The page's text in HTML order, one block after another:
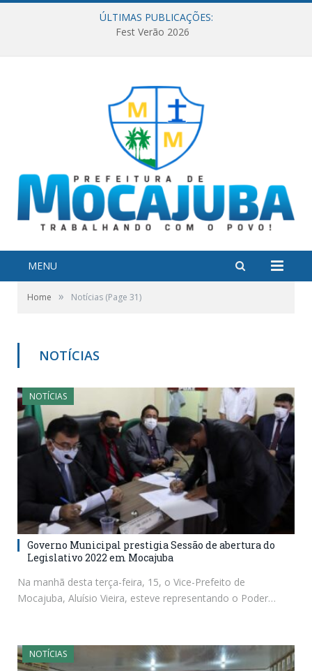
ÚLTIMAS PUBLICAÇÕES:
Fest Verão 2026
MENU
Home » Notícias (Page 31)
NOTÍCIAS
NOTÍCIAS
Governo Municipal prestigia Sessão de abertura do
Legislativo 2022 em Mocajuba
Na manhã desta terça-feira, 15, o Vice-Prefeito de
Mocajuba, Aluísio Vieira, esteve representando o Poder…
NOTÍCIAS